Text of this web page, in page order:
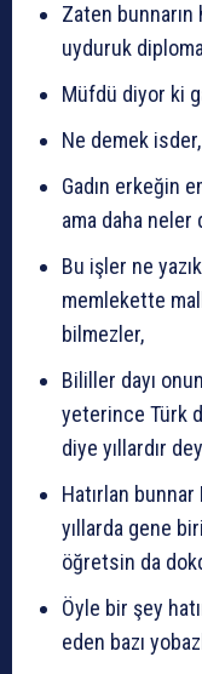
Zaten
uyduruk
Müfdü diyor ki
Ne demek isder,
Gadın erkeğin
ama daha neler
Bu işler ne
memlekette
bilmezler,
Bililler dayı
yeterince Türk
diye yıllardır
Hatırlan bunnar
yıllarda gene
öğretsin da
Öyle bir şey
eden bazı